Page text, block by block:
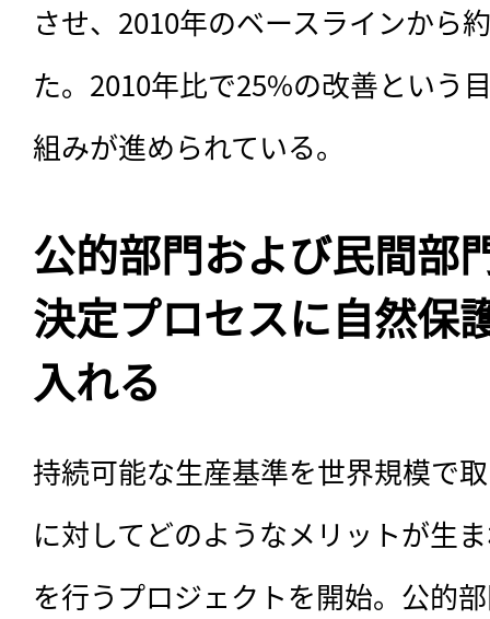
させ、2010年のベースラインから
た。2010年比で25%の改善という
組みが進められている。
公的部門および民間部
決定プロセスに自然保
入れる
持続可能な生産基準を世界規模で
に対してどのようなメリットが生
を行うプロジェクトを開始。公的